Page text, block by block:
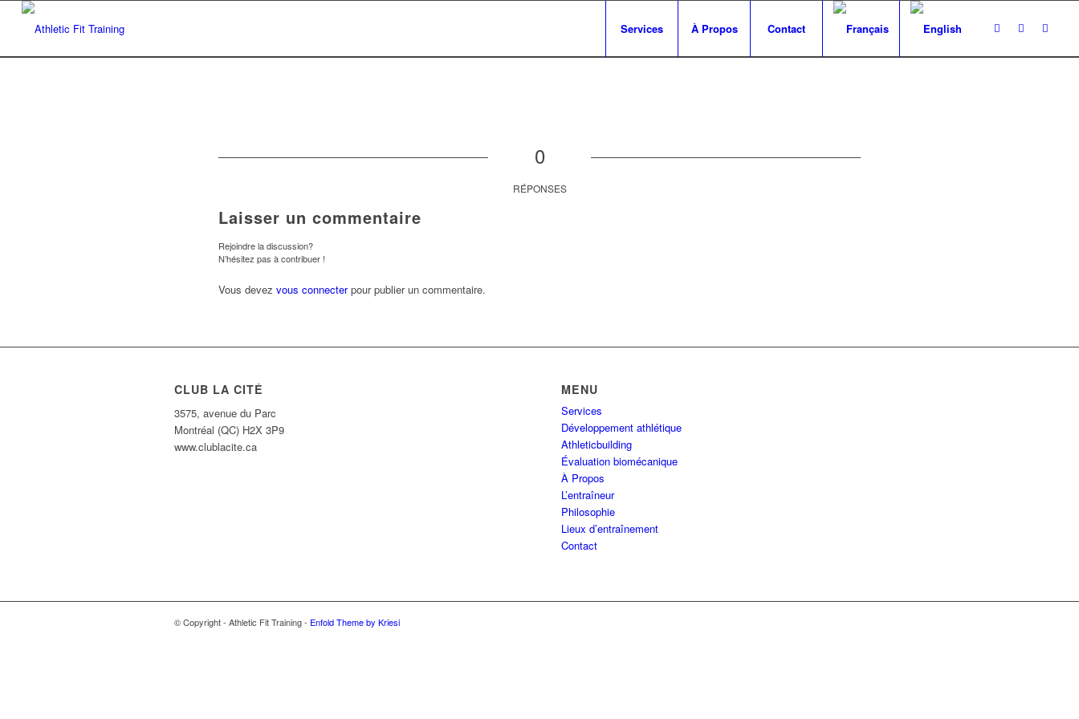
Services À Propos Contact
0
RÉPONSES
Laisser un commentaire
Rejoindre la discussion?
N’hésitez pas à contribuer !
Vous devez vous connecterpour publier un commentaire.
CLUB LA CITÉ
3575, avenue du Parc
Montréal (QC) H2X 3P9
www.clublacite.ca
MENU
Services
Développement athlétique
Athleticbuilding
Évaluation biomécanique
À Propos
L’entraîneur
Philosophie
Lieux d’entraînement
Contact
© Copyright - Athletic Fit Training - Enfold Theme by Kriesi